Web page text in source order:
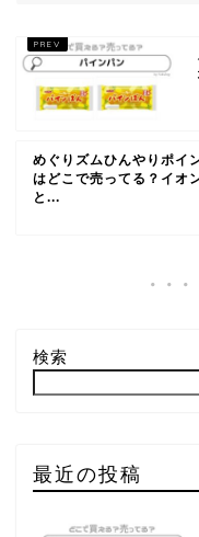
めぐりズムひんやりポイ
はどこで売ってる？イオ
と...
検索
最近の投稿